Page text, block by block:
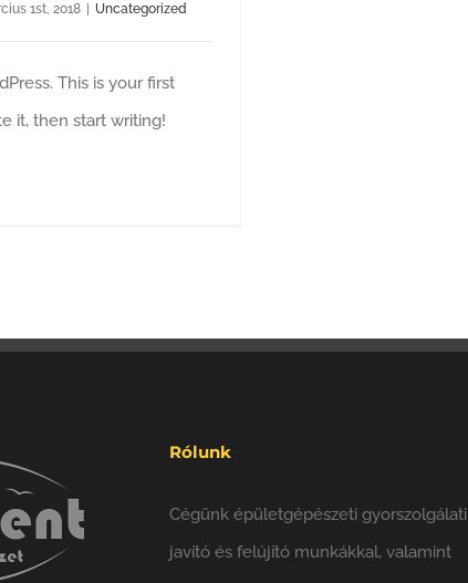
1st, 2018 Uncategorized
This is your first
it, then start writing!
Rólunk
Cégünk épületgépészeti gyorszolgálati
javító és felújító munkákkal, valamint